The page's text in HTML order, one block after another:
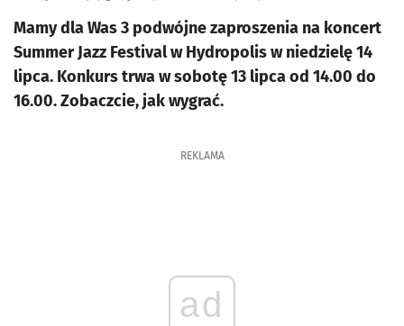
Mamy dla Was 3 podwójne zaproszenia na koncert
Summer Jazz Festival w Hydropolis w niedzielę 14
lipca. Konkurs trwa w sobotę 13 lipca od 14.00 do
16.00. Zobaczcie, jak wygrać.
REKLAMA
ad